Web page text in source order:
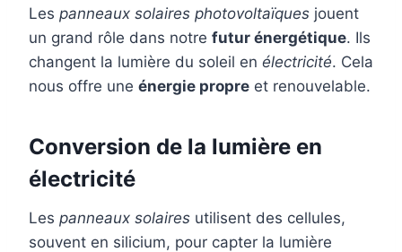
Les panneaux solaires photovoltaïques jouent
un grand rôle dans notre futur énergétique. Ils
changent la lumière du soleil en électricité. Cela
nous offre une énergie propre et renouvelable.
Conversion de la lumière en
électricité
Les panneaux solaires utilisent des cellules,
souvent en silicium, pour capter la lumière